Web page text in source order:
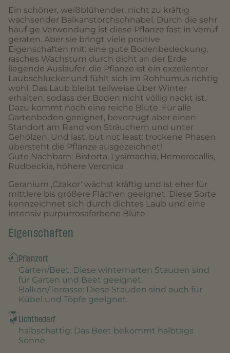
Ein schöner, weißblühender, nicht zu kräftig
wachsender Balkanstorchschnabel. Durch die sehr
häufige Verwendung ist diese Pflanze fast in Verruf
geraten. Aber sie bringt viele positive
Eigenschaften mit: eine gute Bodenbedeckung,
rasches Wachstum durch dicht an der Erde
liegende Ausläufer, die Pflanze ist ein exzellenter
Laubschlucker und fühlt sich im Rohhumus richtig
wohl. Das Laub bleibt teilweise über Winter
erhalten, sodass der Boden nicht völlig nackt ist.
Dazu kommt noch eine reiche Blüte. Für alle
Gartenböden geeignet, bevorzugt aber einen
Standort am Rand von Sträuchern und unter
Gehölzen. Und last, but not least: trockene Phasen
übersteht die Pflanze ausgezeichnet!
Gute Nachbarn: Bistorta, Lysimachia, Hemerocallis,
Rudbeckia, höhere Veronica
Geranium ‚Czakor‘ wächst kräftig und ist eher für
mittlere bis größere Flächen geeignet. Diese Sorte
kennzeichnet sich durch dichtes Laub und eine
intensiv purpurrosafarbene Blüte.
Eigenschaften
Pflanzort
Garten/Beet: Diese winterharten Stauden sind
für Garten und Beet geeignet.
Balkon/Terrasse: Diese Stauden sind auch für
Kübel und Töpfe geeignet.
Lichtbedarf
halbschattig: Das Beet bekommt halbtags
Sonne.